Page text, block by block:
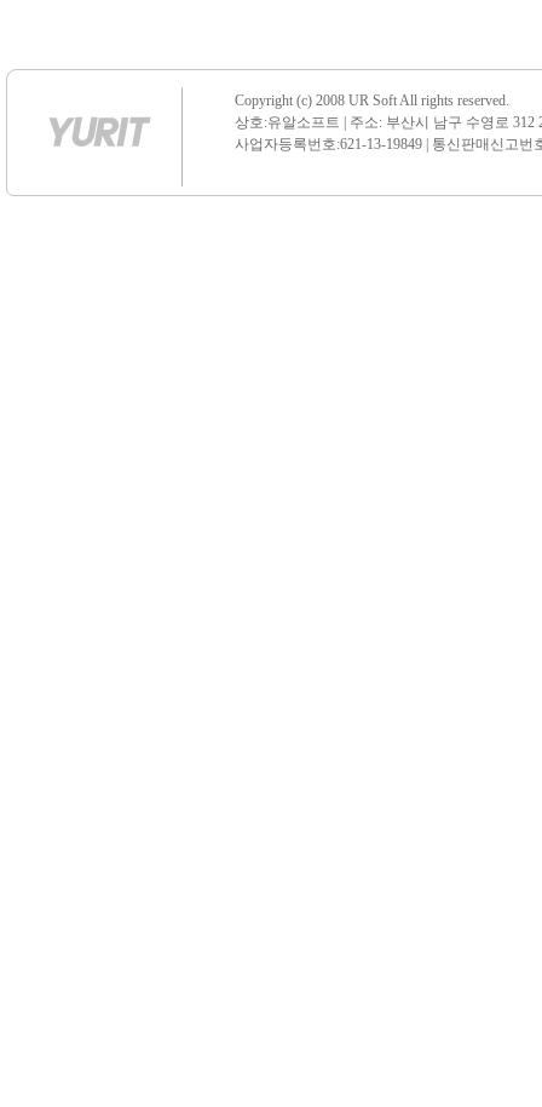
Copyright (c) 2008 UR Soft All rights reserved.
상호:유알소프트 | 주소: 부산시 남구 수영로 312
사업자등록번호:621-13-19849 | 통신판매신고번